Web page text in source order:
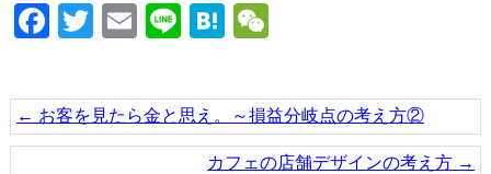
Facebook
TwitterEmailLineHatena
← お客を見たら金と思え。～損益分岐点の考え方②
カフェの店舗デザインの考え方 →